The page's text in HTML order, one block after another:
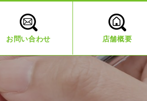
お問い合わせ 店舗概要